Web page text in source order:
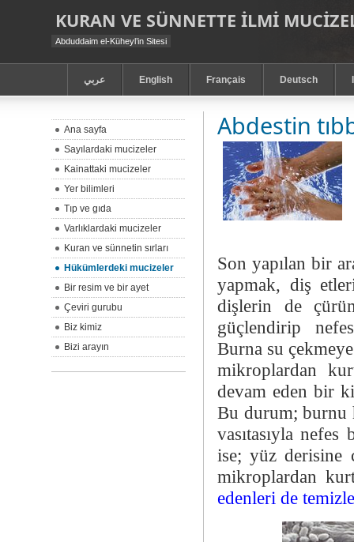
KURAN VE SÜNNETTE ILMI
Abduddaim el-Küheyl’in Sitesi
عربي English Français Deutsch
Abdestin
Son yapılan bir
yapmak, diş
dişlerin de
güçlendirip
Burna su
mikroplardan
devam eden bir
Bu durum; burnu
vasıtasıyla
ise; yüz derisine
mikroplardan
edenleri de
Ana sayfa
Sayılardaki mucizeler
Kainattaki mucizeler
Yer bilimleri
Tıp ve gıda
Varlıklardaki mucizeler
Kuran ve sünnetin sırları
Hükümlerdeki mucizeler
Bir resim ve bir ayet
Çeviri gurubu
Biz kimiz
Bizi arayın